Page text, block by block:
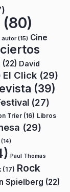
(80)
autor(15) Cine
(22) David
El Click (29)
(39)
(27)
Trier (16) Libros
(29)
(14)
Paul Thomas
(17) Rock
Spielberg (22)